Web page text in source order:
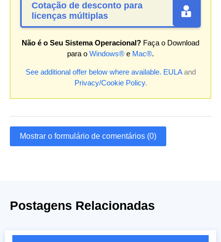
Cotação de desconto para
licenças múltiplas
Não é o Seu Sistema Operacional? Faça o Download
para o Windows® e Mac®.
See additional offer below where available. EULAand
Privacy/Cookie Policy.
Mostrar o formulário de comentários (0)
Postagens Relacionadas